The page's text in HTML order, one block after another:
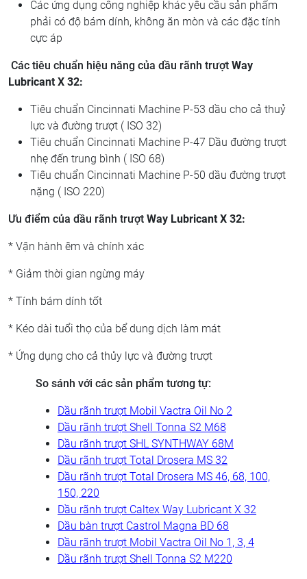
Các ứng dụng công nghiệp khác yêu cầu sản phẩm
phải có độ bám dính, không ăn mòn và các đặc tính
cực áp
Các tiêu chuẩn hiệu năng của dầu rãnh trượt Way
Lubricant X 32:
Tiêu chuẩn Cincinnati Machine P-53 dầu cho cả thuỷ
lực và đường trượt ( ISO 32)
Tiêu chuẩn Cincinnati Machine P-47 Dầu đường trượt
nhẹ đến trung bình ( ISO 68)
Tiêu chuẩn Cincinnati Machine P-50 dầu đường trượt
nặng ( ISO 220)
Ưu điểm của dầu rãnh trượt Way Lubricant X 32:
* Vận hành êm và chính xác
* Giảm thời gian ngừng máy
* Tính bám dính tốt
* Kéo dài tuổi thọ của bể dung dịch làm mát
* Ứng dụng cho cả thủy lực và đường trượt
So sánh với các sản phẩm tương tự:
Dầu rãnh trượt Mobil Vactra Oil No 2
Dầu rãnh trượt Shell Tonna S2 M68
Dầu rãnh trượt SHL SYNTHWAY 68M
Dầu rãnh trượt Total Drosera MS 32
Dầu rãnh trượt Total Drosera MS 46, 68, 100,
150, 220
Dầu rãnh trượt Caltex Way Lubricant X 32
Dầu bàn trượt Castrol Magna BD 68
Dầu rãnh trượt Mobil Vactra Oil No 1, 3, 4
Dầu rãnh trượt Shell Tonna S2 M220